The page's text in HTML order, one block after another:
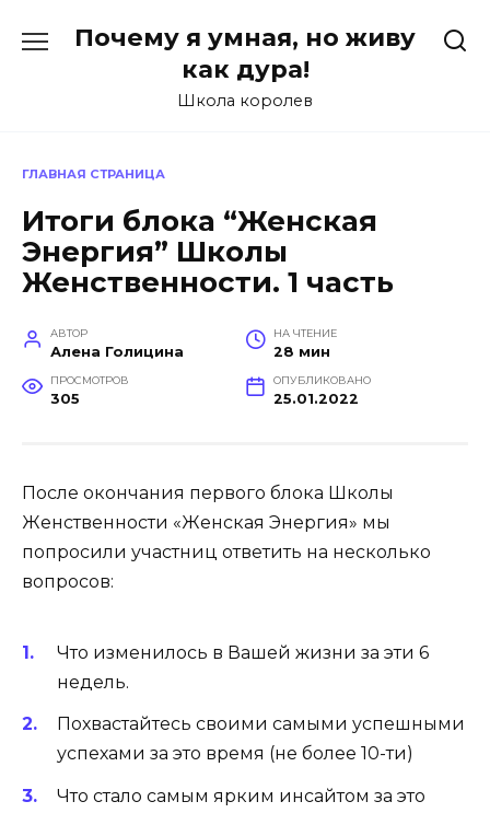
Почему я умная, но живу
как дура!
Школа королев
ГЛАВНАЯ СТРАНИЦА
Итоги блока “Женская
Энергия” Школы
Женственности. 1 часть
АВТОР
Алена Голицина
НА ЧТЕНИЕ
28 мин
ПРОСМОТРОВ
305
ОПУБЛИКОВАНО
25.01.2022
После окончания первого блока Школы
Женственности «Женская Энергия» мы
попросили участниц ответить на несколько
вопросов:
Что изменилось в Вашей жизни за эти 6
недель.
Похвастайтесь своими самыми успешными
успехами за это время (не более 10-ти)
Что стало самым ярким инсайтом за это